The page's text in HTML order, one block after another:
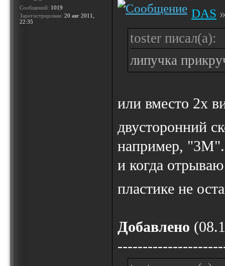
Сообщений: 1019
Зарегистрирован: 20 авг 2011,
22:35
DAS
toster писал(а):
липучка
или вместо 2х
двусторонний
например, "3М".
и когда
пластике не
Добавлено